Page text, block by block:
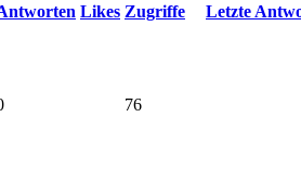
Likes Zugriffe Letzte
76